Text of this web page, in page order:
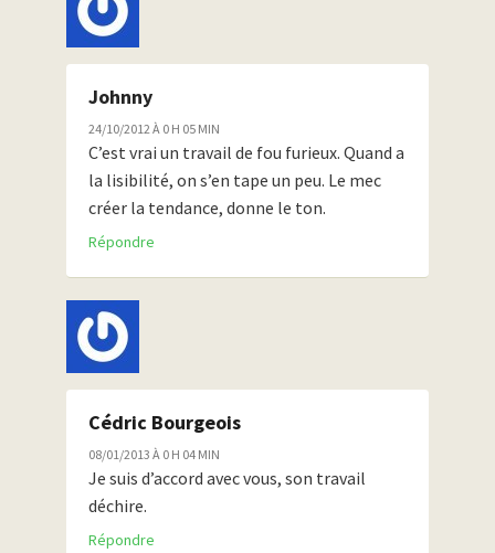
Johnny
24/10/2012 À 0 H 05 MIN
C’est vrai un travail de fou furieux. Quand a
la lisibilité, on s’en tape un peu. Le mec
créer la tendance, donne le ton.
Répondre
Cédric Bourgeois
08/01/2013 À 0 H 04 MIN
Je suis d’accord avec vous, son travail
déchire.
Répondre